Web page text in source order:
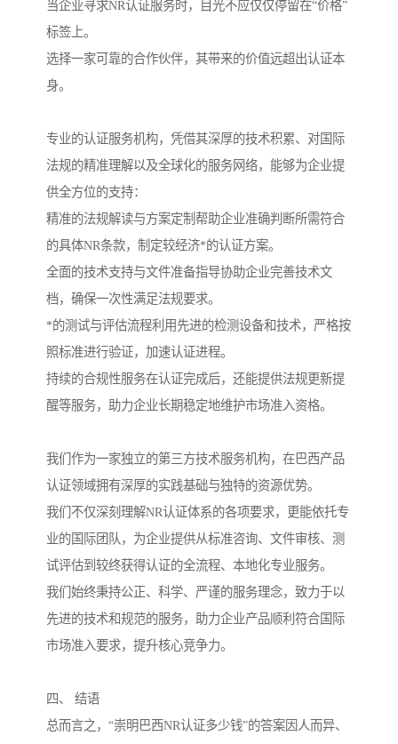
当企业寻求NR认证服务时，目光不应仅仅停留在“价格”
标签上。
选择一家可靠的合作伙伴，其带来的价值远超出认证本
身。
专业的认证服务机构，凭借其深厚的技术积累、对国际
法规的精准理解以及全球化的服务网络，能够为企业提
供全方位的支持：
精准的法规解读与方案定制帮助企业准确判断所需符合
的具体NR条款，制定较经济*的认证方案。
全面的技术支持与文件准备指导协助企业完善技术文
档，确保一次性满足法规要求。
*的测试与评估流程利用先进的检测设备和技术，严格按
照标准进行验证，加速认证进程。
持续的合规性服务在认证完成后，还能提供法规更新提
醒等服务，助力企业长期稳定地维护市场准入资格。
我们作为一家独立的第三方技术服务机构，在巴西产品
认证领域拥有深厚的实践基础与独特的资源优势。
我们不仅深刻理解NR认证体系的各项要求，更能依托专
业的国际团队，为企业提供从标准咨询、文件审核、测
试评估到较终获得认证的全流程、本地化专业服务。
我们始终秉持公正、科学、严谨的服务理念，致力于以
先进的技术和规范的服务，助力企业产品顺利符合国际
市场准入要求，提升核心竞争力。
四、 结语
总而言之，“崇明巴西NR认证多少钱”的答案因人而异、